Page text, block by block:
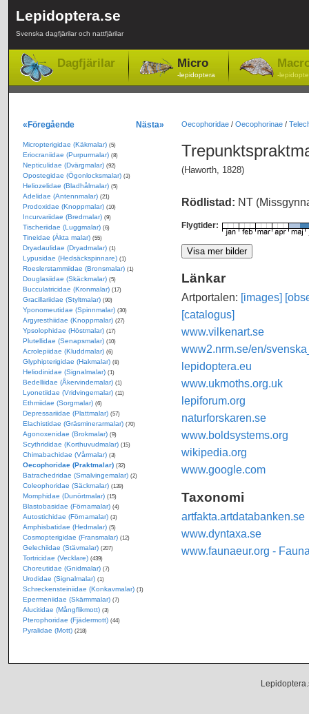
Lepidoptera.se
Svenska dagfjärilar och nattfjärilar
Dagfjärilar Micro
-lepidoptera -
Oecophoridae/ Oecophorinae/
(Haworth, 1828)
Rödlistad: NT
Flygtider:
Länkar
Artportalen: [images]
[catalogus]
www.vilkenart.se
www2.nrm.se/en/
lepidoptera.eu
www.ukmoths.org.uk
lepiforum.org
naturforskaren.se
www.boldsystems.org
wikipedia.org
www.google.com
Taxonomi
artfakta.artdatabanken.se
www.dyntaxa.se
www.faunaeur.org -
«Föregående Nästa»
Micropterigidae (Käkmalar) (5)
Eriocraniidae (Purpurmalar) (8)
Nepticulidae (Dvärgmalar) (92)
Opostegidae (Ögonlocksmalar) (3)
Heliozelidae (Bladhålmalar) (5)
Adelidae (Antennmalar) (21)
Prodoxidae (Knoppmalar) (10)
Incurvariidae (Bredmalar) (9)
Tischeriidae (Luggmalar) (6)
Tineidae (Äkta malar) (55)
Dryadaulidae (Dryadmalar) (1)
Lypusidae (Hedsäckspinnare) (1)
Roeslerstammiidae (Bronsmalar) (1)
Douglasiidae (Skäckmalar) (5)
Bucculatricidae (Kronmalar) (17)
Gracillariidae (Styltmalar) (90)
Yponomeutidae (Spinnmalar) (30)
Argyresthiidae (Knoppmalar) (27)
Ypsolophidae (Höstmalar) (17)
Plutellidae (Senapsmalar) (10)
Acrolepiidae (Kluddmalar) (6)
Glyphipterigidae (Hakmalar) (8)
Heliodinidae (Signalmalar) (1)
Bedelliidae (Åkervindemalar) (1)
Lyonetiidae (Vridvingemalar) (11)
Ethmiidae (Sorgmalar) (6)
Depressariidae (Plattmalar) (57)
Elachistidae (Gräsminerarmalar) (70)
Agonoxenidae (Brokmalar) (9)
Scythrididae (Korthuvudmalar) (15)
Chimabachidae (Vårmalar) (3)
Oecophoridae (Praktmalar) (32)
Batrachedridae (Smalvingemalar) (2)
Coleophoridae (Säckmalar) (139)
Momphidae (Dunörtmalar) (15)
Blastobasidae (Förnamalar) (4)
Autostichidae (Förnamalar) (3)
Amphisbatidae (Hedmalar) (5)
Cosmopterigidae (Fransmalar) (12)
Gelechiidae (Stävmalar) (207)
Tortricidae (Vecklare) (439)
Choreutidae (Gnidmalar) (7)
Urodidae (Signalmalar) (1)
Schreckensteiniidae (Konkavmalar) (1)
Epermeniidae (Skärmmalar) (7)
Alucitidae (Mångflikmott) (3)
Pterophoridae (Fjädermott) (44)
Pyralidae (Mott) (218)